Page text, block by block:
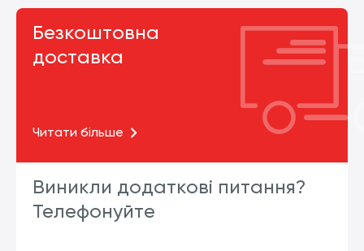
Безкоштовна
доставка
Читати більше
Виникли додаткові питання?
Телефонуйте